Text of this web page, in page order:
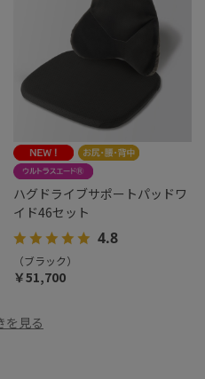
ハグドライブサポートパッドワ
イド46セット
4.8
（ブラック）
￥51,700
を見る